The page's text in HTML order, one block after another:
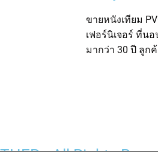
ขายหนังเทียม
เฟอร์นิเจอร์ ที่น
มากว่า 30 ปี ลู